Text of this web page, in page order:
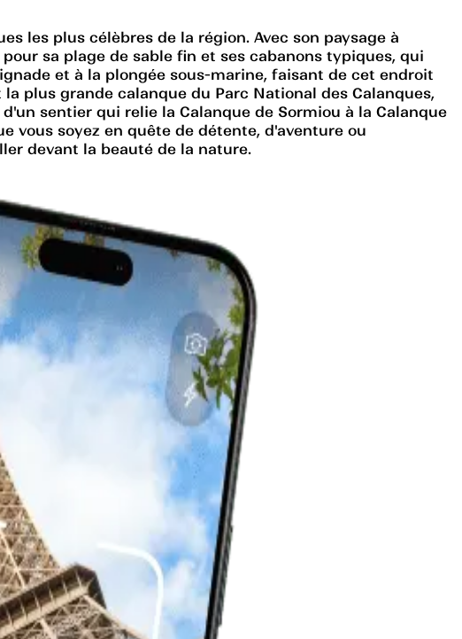
les plus célèbres de la région. Avec son paysage à
sa plage de sable fin et ses cabanons typiques, qui
et à la plongée sous-marine, faisant de cet endroit
plus grande calanque du Parc National des Calanques,
sentier qui relie la Calanque de Sormiou à la Calanque
vous soyez en quête de détente, d'aventure ou
devant la beauté de la nature.